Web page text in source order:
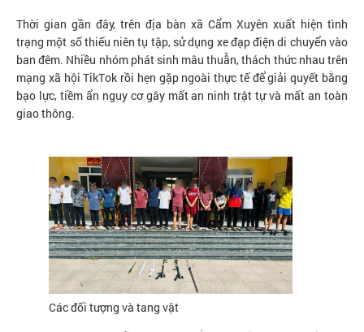
Thời gian gần đây, trên địa bàn xã Cẩm Xuyên xuất hiện tình
trạng một số thiếu niên tụ tập, sử dụng xe đạp điện di chuyển vào
ban đêm. Nhiều nhóm phát sinh mâu thuẫn, thách thức nhau trên
mạng xã hội TikTok rồi hẹn gặp ngoài thực tế để giải quyết bằng
bạo lực, tiềm ẩn nguy cơ gây mất an ninh trật tự và mất an toàn
giao thông.
Các đối tượng và tang vật